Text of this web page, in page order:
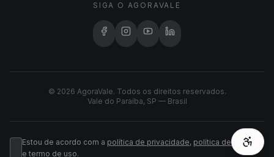
SIGA O AGORAVALE
© 2026 AgoraVale. Todos os direitos reservados.
Vale do Paraíba, SP — Brasil
Estou de acordo com a política de privacidade, política de cookies
e termo de uso.